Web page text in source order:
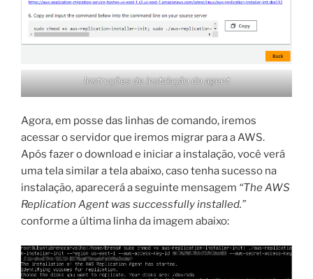
Instruções de instalação do agent
Agora, em posse das linhas de comando, iremos
acessar o servidor que iremos migrar para a AWS.
Após fazer o download e iniciar a instalação, você verá
uma tela similar a tela abaixo, caso tenha sucesso na
instalação, aparecerá a seguinte mensagem “The AWS
Replication Agent was successfully installed.”
conforme a última linha da imagem abaixo: